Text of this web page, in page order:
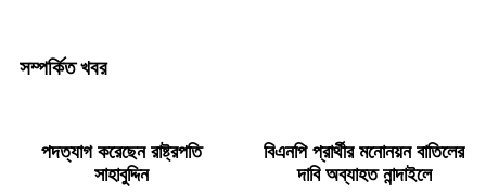
সম্পর্কিত খবর
পদত্যাগ করেছেন রাষ্ট্রপতি
সাহাবুদ্দিন
বিএনপি প্রার্থীর মনোনয়ন বাতিলের
দাবি অব্যাহত নান্দাইলে